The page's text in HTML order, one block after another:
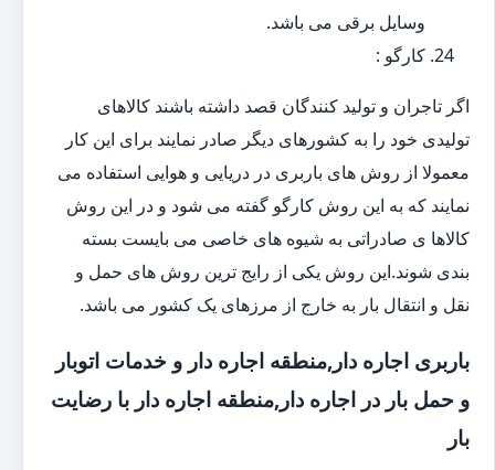
وسایل برقی می باشد.
کارگو :
اگر تاجران و تولید کنندگان قصد داشته باشند کالاهای
تولیدی خود را به کشورهای دیگر صادر نمایند برای این کار
معمولا از روش های باربری در دریایی و هوایی استفاده می
نمایند که به این روش کارگو گفته می شود و در این روش
کالاها ی صادراتی به شیوه های خاصی می بایست بسته
بندی شوند.این روش یکی از رایج ترین روش های حمل و
نقل و انتقال بار به خارج از مرزهای یک کشور می باشد.
باربری اجاره دار,منطقه اجاره دار و خدمات اتوبار
و حمل بار در اجاره دار,منطقه اجاره دار با رضایت
بار